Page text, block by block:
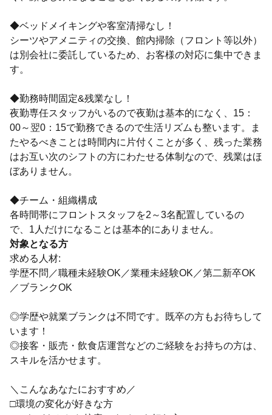
◆ベッドメイキングや客室清掃なし！
シーツやアメニティの交換、館内掃除（フロント等以外）
は別会社に委託しているため、お客様の対応に集中できま
す。
◆勤務時間固定&残業なし！
夜勤専任スタッフがいるので夜勤は基本的になく、15：
00～翌0：15で勤務できるので生活リズムも整います。ま
たやるべきことは時間内に片付くことが多く、残った業務
はお互い次のシフトの方にわたせる体制なので、残業はほ
ぼありません。
◆チーム・組織構成
各時間帯にフロントスタッフを2～3名配置しているの
で、1人だけになることは基本的にありません。
対象となる方
求める人材:
学歴不問／職種未経験OK／業種未経験OK／第二新卒OK
／ブランクOK
◎学歴や就業ブランクは不問です。既卒の方もお待ちして
います！
◎接客・販売・飲食店運営などのご経験をお持ちの方は、
スキルを活かせます。
＼こんなあなたにおすすめ／
□環境の変化が好きな方